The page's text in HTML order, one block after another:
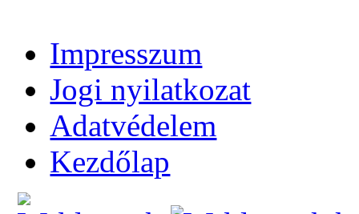
Impresszum
Jogi nyilatkozat
Adatvédelem
Kezdőlap